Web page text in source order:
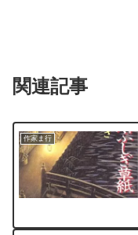
関連記事
作家ま行